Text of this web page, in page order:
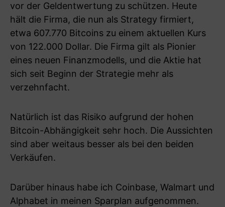
vor der Geldentwertung zu schützen. Heute
hält die Firma, die nun als Strategy firmiert,
etwa 607.770 Bitcoins zu einem aktuellen Kurs
von 122.000 Dollar. Die Firma gilt als Pionier
eines neuen Finanzmodells, und die Aktie hat
sich seit Beginn der Strategie mehr als
verzehnfacht.
Natürlich ist das Risiko aufgrund der hohen
Bitcoin-Abhängigkeit sehr hoch. Die Aussichten
sind aber weitaus besser als bei den beiden
Verkäufen.
Darüber hinaus habe ich Coinbase, Walmart und
Alphabet in meinen Sparplan aufgenommen.